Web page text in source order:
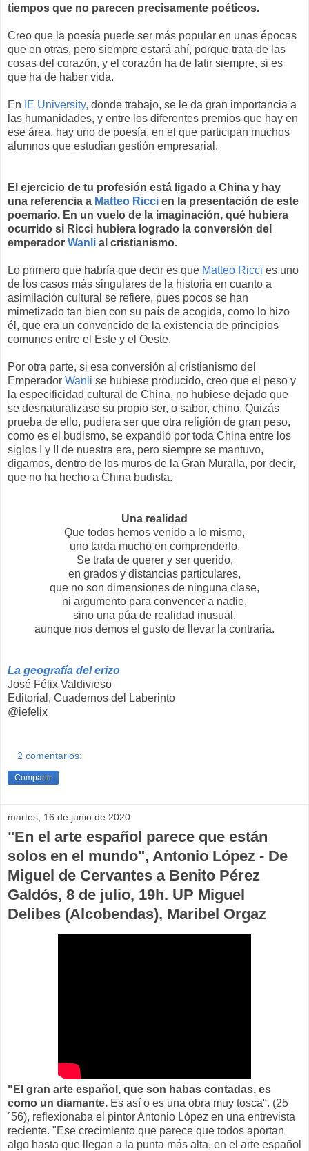
tiempos que no parecen precisamente poéticos.
Creo que la poesía puede ser más popular en unas épocas
que en otras, pero siempre estará ahí, porque trata de las
cosas del corazón, y el corazón ha de latir siempre, si es
que ha de haber vida.
En IE University, donde trabajo, se le da gran importancia a
las humanidades, y entre los diferentes premios que hay en
ese área, hay uno de poesía, en el que participan muchos
alumnos que estudian gestión empresarial.
El ejercicio de tu profesión está ligado a China y hay
una referencia a Matteo Ricci en la presentación de este
poemario. En un vuelo de la imaginación, qué hubiera
ocurrido si Ricci hubiera logrado la conversión del
emperador Wanli al cristianismo.
Lo primero que habría que decir es que Matteo Ricci es uno
de los casos más singulares de la historia en cuanto a
asimilación cultural se refiere, pues pocos se han
mimetizado tan bien con su país de acogida, como lo hizo
él, que era un convencido de la existencia de principios
comunes entre el Este y el Oeste.
Por otra parte, si esa conversión al cristianismo del
Emperador Wanli se hubiese producido, creo que el peso y
la especificidad cultural de China, no hubiese dejado que
se desnaturalizase su propio ser, o sabor, chino. Quizás
prueba de ello, pudiera ser que otra religión de gran peso,
como es el budismo, se expandió por toda China entre los
siglos I y II de nuestra era, pero siempre se mantuvo,
digamos, dentro de los muros de la Gran Muralla, por decir,
que no ha hecho a China budista.
Una realidad
Que todos hemos venido a lo mismo,
uno tarda mucho en comprenderlo.
Se trata de querer y ser querido,
en grados y distancias particulares,
que no son dimensiones de ninguna clase,
ni argumento para convencer a nadie,
sino una púa de realidad inusual,
aunque nos demos el gusto de llevar la contraria.
La geografía del erizo
José Félix Valdivieso
Editorial, Cuadernos del Laberinto
@iefelix
2 comentarios:
Compartir
martes, 16 de junio de 2020
"En el arte español parece que están
solos en el mundo", Antonio López - De
Miguel de Cervantes a Benito Pérez
Galdós, 8 de julio, 19h. UP Miguel
Delibes (Alcobendas), Maribel Orgaz
"El gran arte español, que son habas contadas, es
como un diamante. Es así o es una obra muy tosca". (25
´56), reflexionaba el pintor Antonio López en una entrevista
reciente. "Ese crecimiento que parece que todos aportan
algo hasta que llegan a la punta más alta, en el arte español